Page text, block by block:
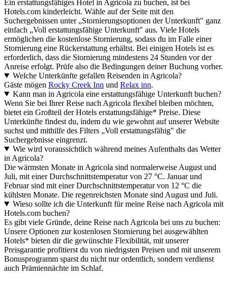
Ein erstattungsfähiges Hotel in Agricola zu buchen, ist bei
Hotels.com kinderleicht. Wähle auf der Seite mit den
Suchergebnissen unter „Stornierungsoptionen der Unterkunft" ganz
einfach „Voll erstattungsfähige Unterkunft" aus. Viele Hotels
ermöglichen die kostenlose Stornierung, sodass du im Falle einer
Stornierung eine Rückerstattung erhältst. Bei einigen Hotels ist es
erforderlich, dass die Stornierung mindestens 24 Stunden vor der
Anreise erfolgt. Prüfe also die Bedingungen deiner Buchung vorher.
Welche Unterkünfte gefallen Reisenden in Agricola?
Gäste mögen Rocky Creek Inn und Relax inn.
Kann man in Agricola eine erstattungsfähige Unterkunft buchen?
Wenn Sie bei Ihrer Reise nach Agricola flexibel bleiben möchten,
bietet ein Großteil der Hotels erstattungsfähige* Preise. Diese
Unterkünfte findest du, indem du wie gewohnt auf unserer Website
suchst und mithilfe des Filters „Voll erstattungsfähig" die
Suchergebnisse eingrenzt.
Wie wird voraussichtlich während meines Aufenthalts das Wetter
in Agricola?
Die wärmsten Monate in Agricola sind normalerweise August und
Juli, mit einer Durchschnittstemperatur von 27 °C. Januar und
Februar sind mit einer Durchschnittstemperatur von 12 °C die
kühlsten Monate. Die regenreichsten Monate sind August und Juli.
Wieso sollte ich die Unterkunft für meine Reise nach Agricola mit
Hotels.com buchen?
Es gibt viele Gründe, deine Reise nach Agricola bei uns zu buchen:
Unsere Optionen zur kostenlosen Stornierung bei ausgewählten
Hotels* bieten dir die gewünschte Flexibilität, mit unserer
Preisgarantie profitierst du von niedrigsten Preisen und mit unserem
Bonusprogramm sparst du nicht nur ordentlich, sondern verdienst
auch Prämiennächte im Schlaf.